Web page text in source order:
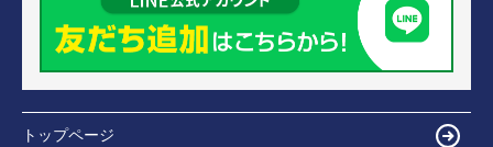
トップページ